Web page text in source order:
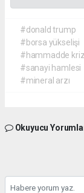
#donald trump
#borsa yükselişi
#hammadde
#sanayi hamlesi
#mineral arzı
Okuyucu